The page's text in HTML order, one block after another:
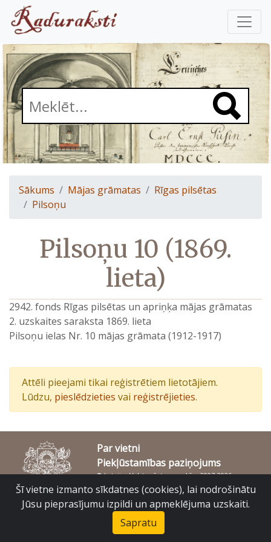
Sākums Mājas grāmatas
Rīgas pilsētas
Pilsoņu
Pilsoņu 10 (1869.
lieta)
2942. fonds Rīgas pilsētas un apriņķa mājas grāmatas
2. uzskaites saraksta 1869. lieta
Pilsoņu ielas Nr. 10 mājas grāmata (1912-1917)
Attēli pieejami tikai reģistrētiem lietotājiem.
Lūdzu, pieslēdzieties vai reģistrējieties.
Par vietni
Piekļūstamības paziņojums
© Latvijas Valsts vēstures arhīvs 2007-2026
Slokas iela 16, Rīga, LV – 1048
Šī vietne izmanto sīkdatnes (cookies), lai nodrošinātu
Jūsu pieprasījumu izpildi un apmeklējuma uzskaiti.
Sapratu